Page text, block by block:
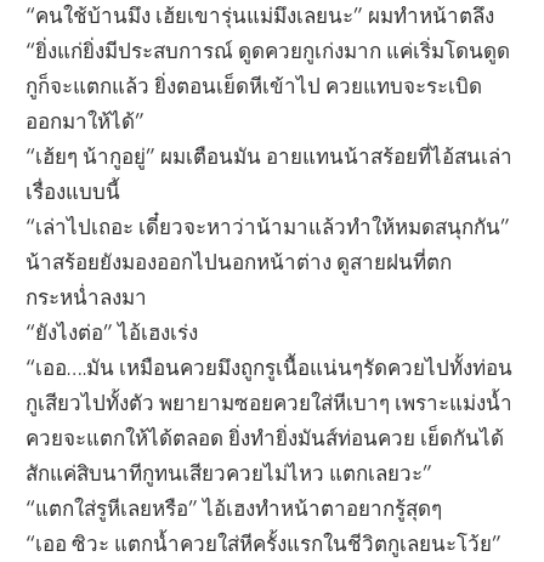
“คนใช้บ้านมึง เฮ้ยเขารุ่นแม่มึงเลยนะ” ผมทำหน้าตลึง
“ยิ่งแก่ยิ่งมีประสบการณ์ ดูดควยกูเก่งมาก แค่เริ่มโดนดูด
กูก็จะแตกแล้ว ยิ่งตอนเย็ดหีเข้าไป ควยแทบจะระเบิด
ออกมาให้ได้”
“เฮ้ยๆ น้ากูอยู่” ผมเตือนมัน อายแทนน้าสร้อยที่ไอ้สนเล่า
เรื่องแบบนี้
“เล่าไปเถอะ เดี๋ยวจะหาว่าน้ามาแล้วทำให้หมดสนุกกัน”
น้าสร้อยยังมองออกไปนอกหน้าต่าง ดูสายฝนที่ตก
กระหน่ำลงมา
“ยังไงต่อ” ไอ้เฮงเร่ง
“เออ….มัน เหมือนควยมึงถูกรูเนื้อแน่นๆรัดควยไปทั้งท่อน
กูเสียวไปทั้งตัว พยายามซอยควยใส่หีเบาๆ เพราะแม่งน้ำ
ควยจะแตกให้ได้ตลอด ยิ่งทำยิ่งมันส์ท่อนควย เย็ดกันได้
สักแค่สิบนาทีกูทนเสียวควยไม่ไหว แตกเลยวะ”
“แตกใส่รูหีเลยหรือ” ไอ้เฮงทำหน้าตาอยากรู้สุดๆ
“เออ ซิวะ แตกน้ำควยใส่หีครั้งแรกในชีวิตกูเลยนะโว้ย”